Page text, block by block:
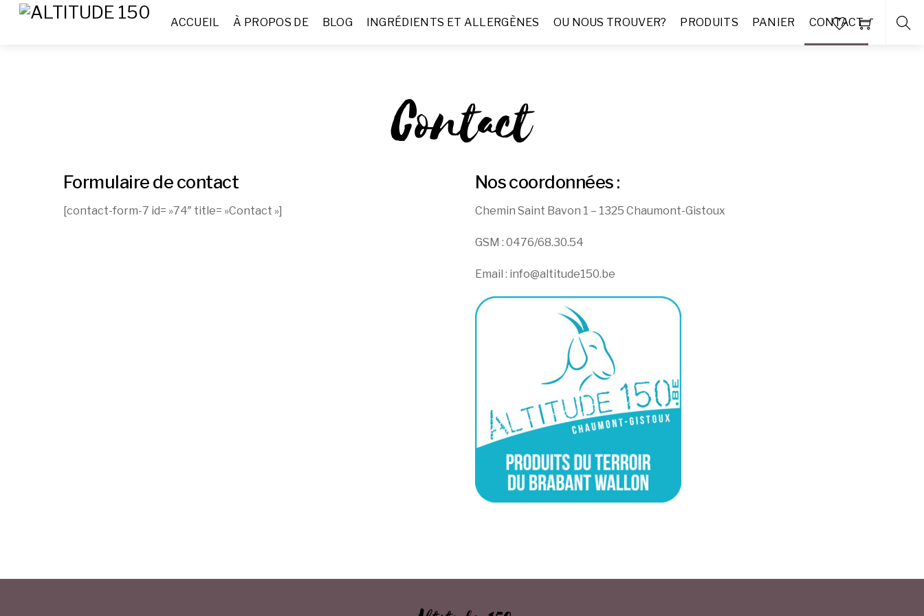
ACCUEIL À PROPOS DE BLOG INGRÉDIENTS ET ALLERGÈNES OU NOUS TROUVER? PRODUITS PANIER CONTACT
Contact
Formulaire de contact
[contact-form-7 id= »74″ title= »Contact »]
Nos coordonnées :
Chemin Saint Bavon 1 – 1325 Chaumont-Gistoux
GSM : 0476/68.30.54
Email : info@altitude150.be